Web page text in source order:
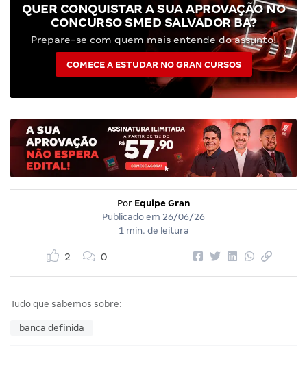
QUER CONQUISTAR A SUA APROVAÇÃO NO
CONCURSO SMED SALVADOR BA?
Prepare-se com quem mais entende do assunto!
COMECE A ESTUDAR NO GRAN CURSOS
Por Equipe Gran
Publicado em 26/06/26
1 min. de leitura
2 0
Tudo que sabemos sobre:
banca definida